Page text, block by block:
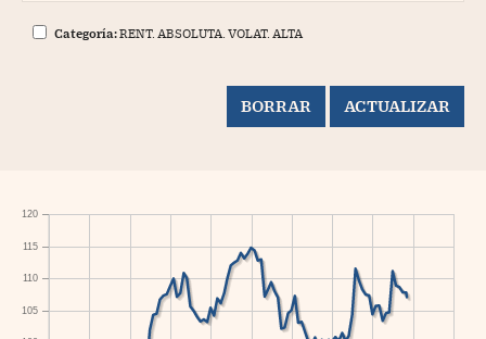
Categoría:RENT. ABSOLUTA. VOLAT. ALTA
105
110
115
120